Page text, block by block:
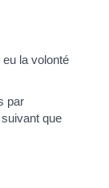
la volonté
par
que